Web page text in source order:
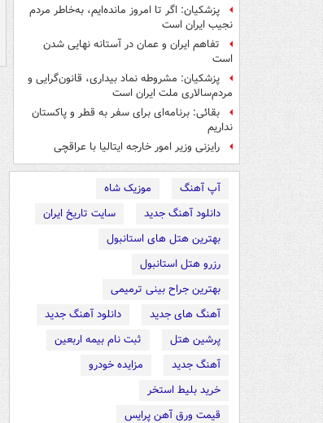
پزشکیان: اگر تا امروز مانده‌ایم، به‌خاطر مردم
نجیب ایران است
تفاهم ایران و عمان در آستانه نهایی شدن
است
پزشکیان: مشروطه نماد بیداری، قانون‌گرایی و
مردم‌سالاری ملت ایران است
بقائی: برنامه‌ای برای سفر به قطر و پاکستان
نداریم
رایزنی وزیر امور خارجه ایتالیا با عراقچی
آپ آهنگ
موزیک شاه
دانلود آهنگ جدید
سایت تاریخ ایران
بهترین هتل های استانبول
رزرو هتل استانبول
بهترین جراح بینی ترمیمی
آهنگ های جدید
دانلود آهنگ جدید
پرشین هتل
ثبت نام بیمه اربعین
آهنگ جدید
مزایده خودرو
خرید بلیط استخر
قیمت ورق آهن پرایس